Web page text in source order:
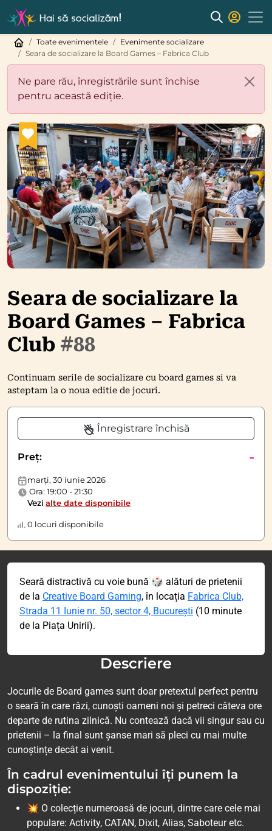
Toate evenimentele
Evenimente socializare
Seara de socializare la Board Games – Fabrica Club
Ne pare rău, înregistrările sunt închise
pentru această ediție.
Seara de socializare la
Board Games – Fabrica
Club #88
Continuam serile de socializare cu board games si va
asteptam la o noua editie de jocuri.
Înregistrare închisă
Preț: -
marți, 30 iunie 2026
Ora: 19:00 - 21:30
Vezi alte date disponibile
0 locuri disponibile
Seară distractivă cu voie bună 🎲 alături de prietenii
de la Creative Board Gaming, în locația Fabrica Club,
Strada 11 Iunie nr. 50, sector 4, București (10 minute
de la Piața Unirii).
Descriere
Jocurile de Board games sunt doar pretextul perfect pentru
o seară în care râzi, cunoști oameni noi și petreci câteva ore
departe de rutina zilnică. Nu contează dacă vii singur sau cu
prietenii – la final sunt șanse mari să pleci cu mai multe
cunoștințe decât ai venit.
În cadrul evenimentului îți punem la
dispoziție:
💥 O colecție numeroasă de jocuri, dintre care cele mai
populare: Activity, CATAN, Dixit, Alias, Saboteur etc.